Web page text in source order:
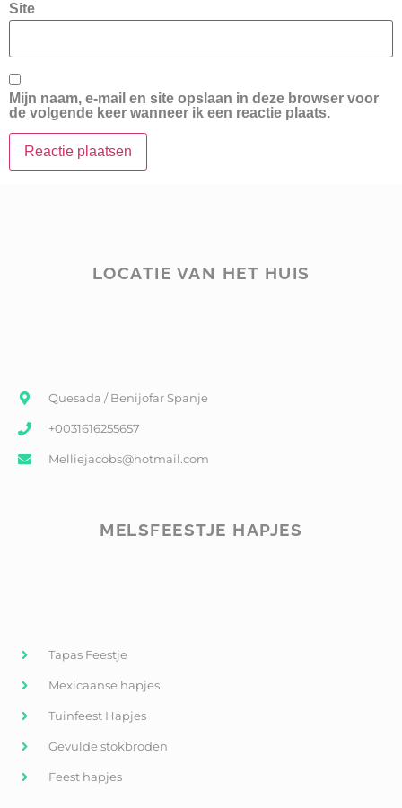
Site
Mijn naam, e-mail en site opslaan in deze browser voor
de volgende keer wanneer ik een reactie plaats.
LOCATIE VAN HET HUIS
Quesada / Benijofar Spanje
+0031616255657
Melliejacobs@hotmail.com
MELSFEESTJE HAPJES
Tapas Feestje
Mexicaanse hapjes
Tuinfeest Hapjes
Gevulde stokbroden
Feest hapjes